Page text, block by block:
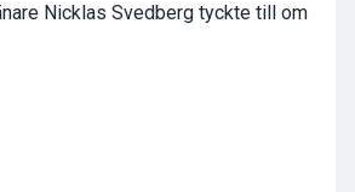
Nicklas Svedberg tyckte till om